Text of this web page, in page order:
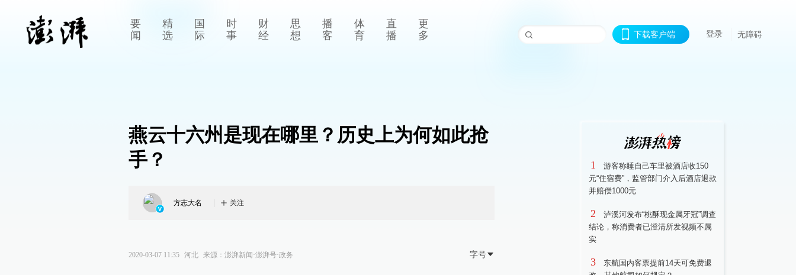
要
闻
精
选
国
际
时
事
财
经
思
想
播
客
体
育
直
播
更
多
下载客户端 登录 无障碍
燕云十六州是现在哪里？历史上为何如此抢
手？
方志大名 关注
2020-03-07 11:35 河北 来源： 澎湃新闻·澎湃号·政务 字号
1
游客称睡自己车里被酒店收150
元“住宿费”，监管部门介入后酒店退款
并赔偿1000元
2
泸溪河发布“桃酥现金属牙冠”调查
结论，称消费者已澄清所发视频不属
实
3
东航国内客票提前14天可免费退